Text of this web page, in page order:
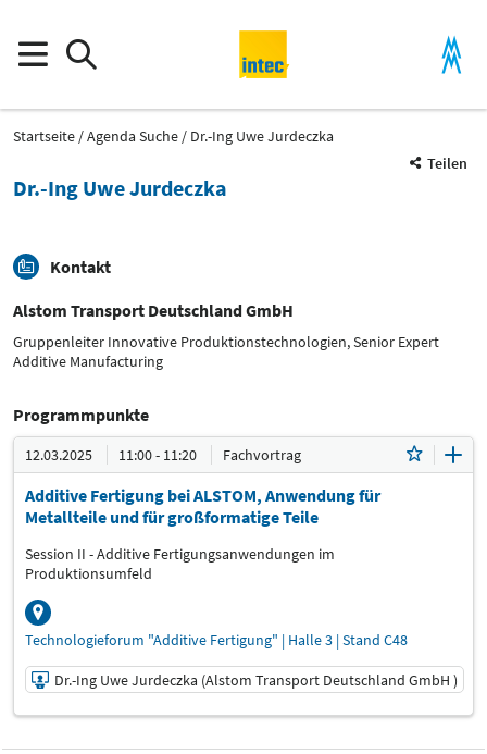
Startseite Agenda Suche
Dr.-Ing Uwe Jurdeczka
Teilen
Dr.-Ing Uwe Jurdeczka
Kontakt
Alstom Transport Deutschland GmbH
Gruppenleiter Innovative Produktionstechnologien, Senior Expert
Additive Manufacturing
Programmpunkte
12.03.2025 11:00 - 11:20 Fachvortrag
Additive Fertigung bei ALSTOM, Anwendung für
Metallteile und für großformatige Teile
Session II - Additive Fertigungsanwendungen im
Produktionsumfeld
Technologieforum "Additive Fertigung" | Halle 3 | Stand C48
Dr.-Ing Uwe Jurdeczka (Alstom Transport Deutschland GmbH )